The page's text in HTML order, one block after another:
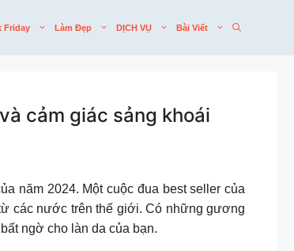
Friday Làm Đẹp DỊCH VỤ Bài Viết
cảm giác sảng khoái
năm 2024. Một cuộc đua best seller của
các nước trên thế giới. Có những gương
ngờ cho làn da của bạn.